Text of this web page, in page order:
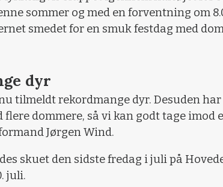
sommer og med en forventning om
smedet for en smuk festdag med
dyr
tilmeldt rekordmange dyr. Desuden
flere dommere, så vi kan godt tage imod
Jørgen Wind.
skuet den sidste fredag i juli på
juli.